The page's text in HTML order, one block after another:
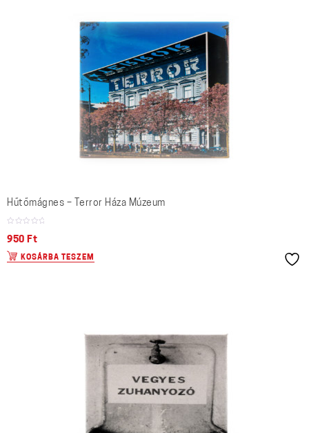
Hűtőmágnes – Terror Háza Múzeum
950 Ft
KOSÁRBA TESZEM